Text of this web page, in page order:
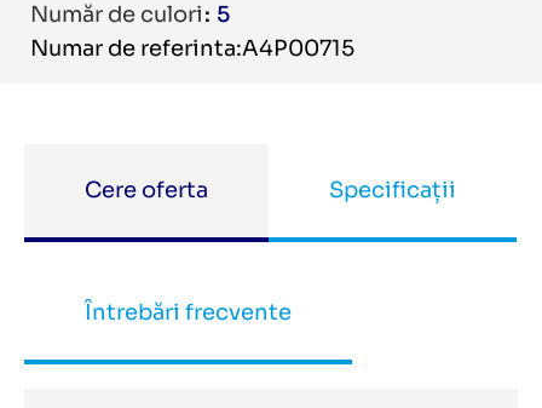
Număr de culori 5
Numar de referinta:A4P00715
Cere oferta Specificații
Întrebări frecvente